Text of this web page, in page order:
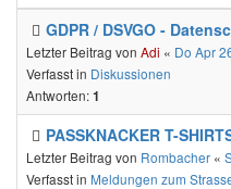
GDPR / DSVGO -
Letzter Beitrag von Adi « Do Apr
Verfasst in Diskussionen
Antworten:1
PASSKNACKER T-
Letzter Beitrag von Rombacher «
Verfasst in Meldungen zum